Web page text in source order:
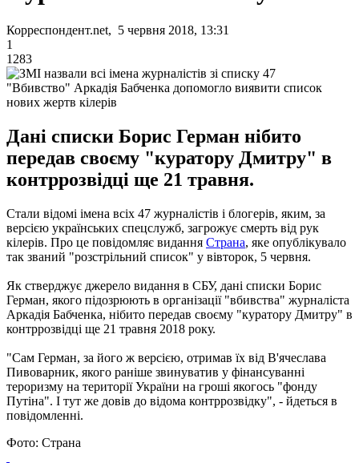
Корреспондент.net, 5 червня 2018, 13:31
1
1283
"Вбивство" Аркадія Бабченка допомогло виявити список
нових жертв кілерів
Дані списки Борис Герман нібито
передав своєму "куратору Дмитру" в
контррозвідці ще 21 травня.
Стали відомі імена всіх 47 журналістів і блогерів, яким, за
версією українських спецслужб, загрожує смерть від рук
кілерів. Про це повідомляє видання Страна, яке опублікувало
так званий "розстрільний список" у вівторок, 5 червня.
Як стверджує джерело видання в СБУ, дані списки Борис
Герман, якого підозрюють в організації "вбивства" журналіста
Аркадія Бабченка, нібито передав своєму "куратору Дмитру" в
контррозвідці ще 21 травня 2018 року.
"Сам Герман, за його ж версією, отримав їх від В'ячеслава
Пивоварник, якого раніше звинуватив у фінансуванні
тероризму на території України на гроші якогось "фонду
Путіна". І тут же довів до відома контррозвідку", - йдеться в
повідомленні.
Фото: Страна